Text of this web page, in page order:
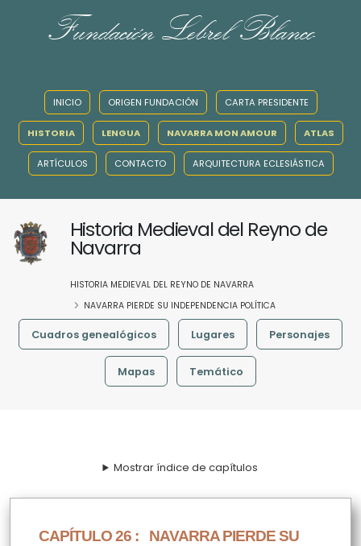
Fundación Lebrel Blanco
INICIO ORIGEN FUNDACIÓN CARTA PRESIDENTE
HISTORIA LENGUA NAVARRA MON AMOUR ATLAS
ARTÍCULOS CONTACTO ARQUITECTURA ECLESIÁSTICA
Historia Medieval del Reyno de
Navarra
HISTORIA MEDIEVAL DEL REYNO DE NAVARRA
NAVARRA PIERDE SU INDEPENDENCIA POLÍTICA
Cuadros genealógicos Lugares Personajes
Mapas Temático
Mostrar índice de capítulos
CAPÍTULO 26 : NAVARRA PIERDE SU